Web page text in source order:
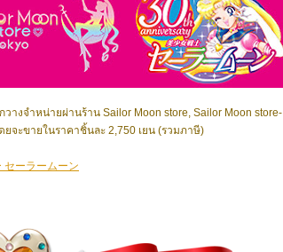
วางจำหน่ายผ่านร้าน Sailor Moon store, Sailor Moon store-
ยจะขายในราคาชิ้นละ 2,750 เยน (รวมภาษี)
セーラームーン